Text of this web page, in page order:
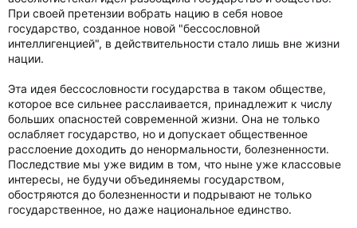
При своей претензии вобрать нацию в себя новое
государство, созданное новой "бессословной
интеллигенцией", в действительности стало лишь вне жизни
нации.
Эта идея бессословности государства в таком обществе,
которое все сильнее расслаивается, принадлежит к числу
больших опасностей современной жизни. Она не только
ослабляет государство, но и допускает общественное
расслоение доходить до ненормальности, болезненности.
Последствие мы уже видим в том, что ныне уже классовые
интересы, не будучи объединяемы государством,
обостряются до болезненности и подрывают не только
государственное, но даже национальное единство.